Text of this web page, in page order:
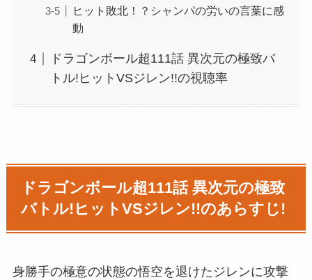
ヒット敗北！？シャンパの労いの言葉に感
動
ドラゴンボール超111話 異次元の極致バ
トル!ヒットVSジレン!!の視聴率
ドラゴンボール超111話 異次元の極致
バトル!ヒットVSジレン!!のあらすじ!
身勝手の極意の状態の悟空を退けたジレンに攻撃